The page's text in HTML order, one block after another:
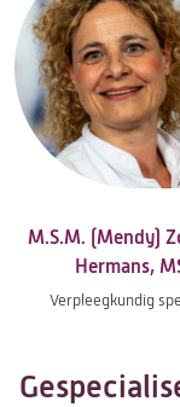
M.S.M. (Mendy)
Hermans,
Verpleegkundig